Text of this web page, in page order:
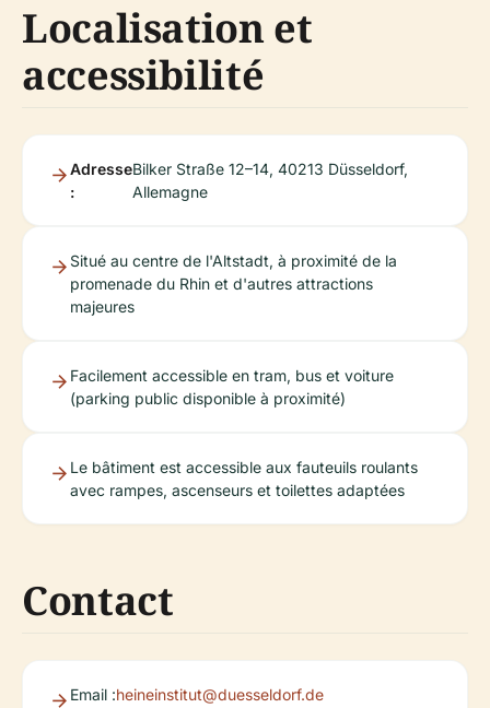
Localisation et
accessibilité
Adresse
:
Bilker Straße 12–14, 40213 Düsseldorf,
Allemagne
Situé au centre de l'Altstadt, à proximité de la
promenade du Rhin et d'autres attractions
majeures
Facilement accessible en tram, bus et voiture
(parking public disponible à proximité)
Le bâtiment est accessible aux fauteuils roulants
avec rampes, ascenseurs et toilettes adaptées
Contact
Email :heineinstitut@duesseldorf.de